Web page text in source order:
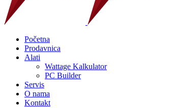
Početna
Prodavnica
Alati
Wattage Kalkulator
PC Builder
Servis
O nama
Kontakt